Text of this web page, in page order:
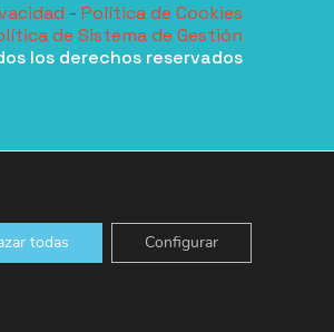
- Política de Cookies
de Sistema de Gestión
los derechos reservados
todas Configurar